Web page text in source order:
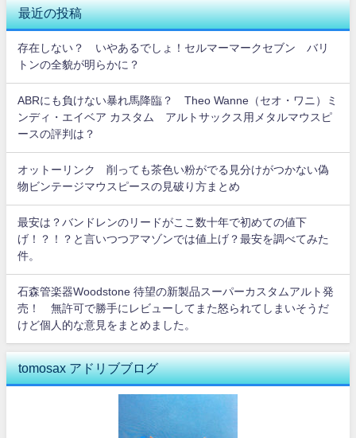
最近の投稿
存在しない？ いやあるでしょ！セルマーマークセブン バリ
トンの全貌が明らかに？
ABRにも負けない暴れ馬降臨？ Theo Wanne（セオ・ワニ）ミ
ンディ・エイベア カスタム アルトサックス用メタルマウスピ
ースの評判は？
オットーリンク 削っても茶色い粉がでる見分けがつかない偽
物ビンテージマウスピースの見破り方まとめ
最安は？バンドレンのリードがここ数十年で初めての値下
げ！？！？と言いつつアマゾンでは値上げ？最安を調べてみた
件。
石森管楽器Woodstone 待望の新製品スーパーカスタムアルト発
売！ 無許可で勝手にレビューしてまた怒られてしまいそうだ
けど個人的な意見をまとめました。
tomosax アドリブブログ